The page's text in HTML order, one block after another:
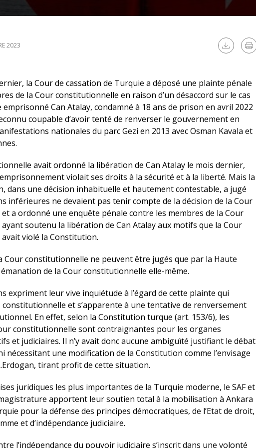
2023
la Cour de cassation de Turquie a déposé une plainte pénale
de la Cour constitutionnelle en raison d’un désaccord sur le cas
Can Atalay, condamné à 18 ans de prison en avril 2022
coupable d’avoir tenté de renverser le gouvernement en
nationales du parc Gezi en 2013 avec Osman Kavala et
avait ordonné la libération de Can Atalay le mois dernier,
violait ses droits à la sécurité et à la liberté. Mais la
dans une décision inhabituelle et hautement contestable, a jugé
inférieures ne devaient pas tenir compte de la décision de la Cour
a ordonné une enquête pénale contre les membres de la Cour
soutenu la libération de Can Atalay aux motifs que la Cour
violé la Constitution.
Cour constitutionnelle ne peuvent être jugés que par la Haute
de la Cour constitutionnelle elle-même.
expriment leur vive inquiétude à l’égard de cette plainte qui
constitutionnelle et s’apparente à une tentative de renversement
En effet, selon la Constitution turque (art. 153/6), les
constitutionnelle sont contraignantes pour les organes
et judiciaires. Il n’y avait donc aucune ambiguïté justifiant le débat
nécessitant une modification de la Constitution comme l’envisage
tirant profit de cette situation.
juridiques les plus importantes de la Turquie moderne, le SAF et
apportent leur soutien total à la mobilisation à Ankara
pour la défense des principes démocratiques, de l’Etat de droit,
et d’indépendance judiciaire.
l’indépendance du pouvoir judiciaire s’inscrit dans une volonté